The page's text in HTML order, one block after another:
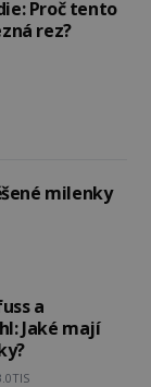
Proč tento
rez?
milenky
a
Jaké mají